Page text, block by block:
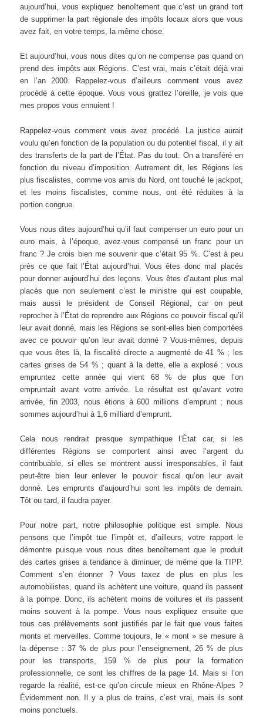
aujourd’hui, vous expliquez benoîtement que c’est un grand tort
de supprimer la part régionale des impôts locaux alors que vous
avez fait, en votre temps, la même chose.
Et aujourd’hui, vous nous dites qu’on ne compense pas quand on
prend des impôts aux Régions. C’est vrai, mais c’était déjà vrai
en l’an 2000. Rappelez-vous d’ailleurs comment vous avez
procédé à cette époque. Vous vous grattez l’oreille, je vois que
mes propos vous ennuient !
Rappelez-vous comment vous avez procédé. La justice aurait
voulu qu’en fonction de la population ou du potentiel fiscal, il y ait
des transferts de la part de l’État. Pas du tout. On a transféré en
fonction du niveau d’imposition. Autrement dit, les Régions les
plus fiscalistes, comme vos amis du Nord, ont touché le jackpot,
et les moins fiscalistes, comme nous, ont été réduites à la
portion congrue.
Vous nous dites aujourd’hui qu’il faut compenser un euro pour un
euro mais, à l’époque, avez-vous compensé un franc pour un
franc ? Je crois bien me souvenir que c’était 95 %. C’est à peu
près ce que fait l’État aujourd’hui. Vous êtes donc mal placés
pour donner aujourd’hui des leçons. Vous êtes d’autant plus mal
placés que non seulement c’est le ministre qui est coupable,
mais aussi le président de Conseil Régional, car on peut
reprocher à l’État de reprendre aux Régions ce pouvoir fiscal qu’il
leur avait donné, mais les Régions se sont-elles bien comportées
avec ce pouvoir qu’on leur avait donné ? Vous-mêmes, depuis
que vous êtes là, la fiscalité directe a augmenté de 41 % ; les
cartes grises de 54 % ; quant à la dette, elle a explosé : vous
empruntez cette année qui vient 68 % de plus que l’on
empruntait avant votre arrivée. Le résultat est qu’avant votre
arrivée, fin 2003, nous étions à 600 millions d’emprunt ; nous
sommes aujourd’hui à 1,6 milliard d’emprunt.
Cela nous rendrait presque sympathique l’État car, si les
différentes Régions se comportent ainsi avec l’argent du
contribuable, si elles se montrent aussi irresponsables, il faut
peut-être bien leur enlever le pouvoir fiscal qu’on leur avait
donné. Les emprunts d’aujourd’hui sont les impôts de demain.
Tôt ou tard, il faudra payer.
Pour notre part, notre philosophie politique est simple. Nous
pensons que l’impôt tue l’impôt et, d’ailleurs, votre rapport le
démontre puisque vous nous dites benoîtement que le produit
des cartes grises a tendance à diminuer, de même que la TIPP.
Comment s’en étonner ? Vous taxez de plus en plus les
automobilistes, quand ils achètent une voiture, quand ils passent
à la pompe. Donc, ils achètent moins de voitures et ils passent
moins souvent à la pompe. Vous nous expliquez ensuite que
tous ces prélèvements sont justifiés par le fait que vous faites
monts et merveilles. Comme toujours, le « mont » se mesure à
la dépense : 37 % de plus pour l’enseignement, 26 % de plus
pour les transports, 159 % de plus pour la formation
professionnelle, ce sont les chiffres de la page 14. Mais si l’on
regarde la réalité, est-ce qu’on circule mieux en Rhône-Alpes ?
Évidemment non. Il y a plus de trains, c’est vrai, mais ils sont
moins ponctuels.